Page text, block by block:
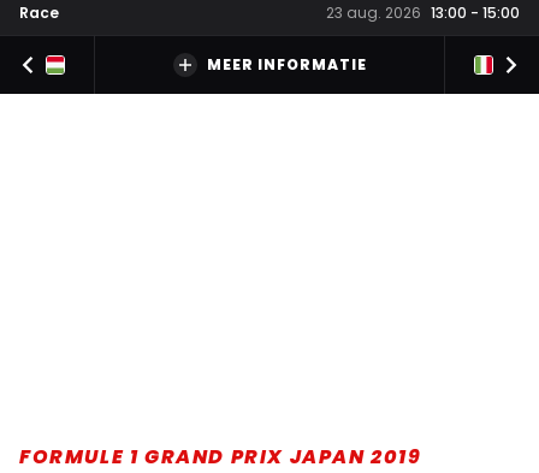
Race
23 aug. 2026 13:00 - 15:00
MEER INFORMATIE
FORMULE 1 GRAND PRIX JAPAN 2019